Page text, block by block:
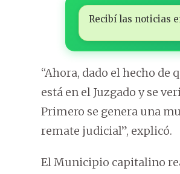
Recibí las noticias
“Ahora, dado el hecho
está en el Juzgado y se
Primero se genera una
remate judicial”, explicó.
El Municipio capitalino